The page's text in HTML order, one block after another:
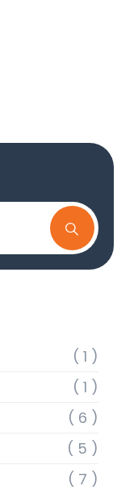
( 1 )
( 1 )
( 6 )
( 5 )
( 7 )